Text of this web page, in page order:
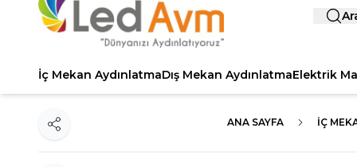
İç Mekan AydınlatmaDış Mekan AydınlatmaElektrik
ANA SAYFA İÇ
Paylaş